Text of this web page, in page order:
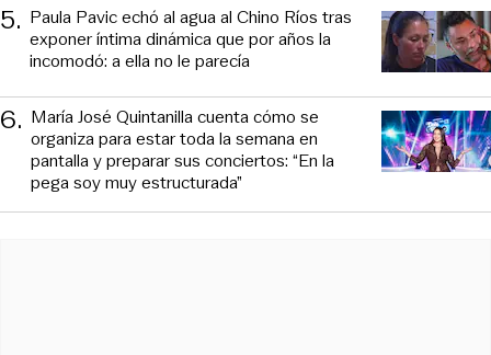
5. Paula Pavic echó al agua al Chino Ríos tras
exponer íntima dinámica que por años la
incomodó: a ella no le parecía
6. María José Quintanilla cuenta cómo se
organiza para estar toda la semana en
pantalla y preparar sus conciertos: “En la
pega soy muy estructurada”